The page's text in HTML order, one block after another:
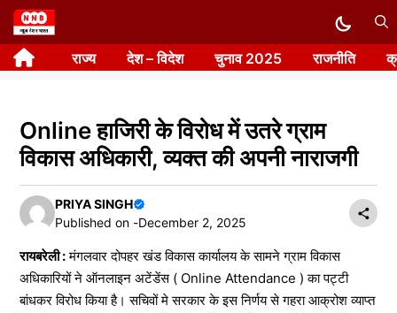
Skip
to
content राज्य देश – विदेश चुनाव 2025 राजनीति
Online हाजिरी के विरोध में उतरे ग्राम
विकास अधिकारी, व्यक्त की अपनी नाराजगी
PRIYA SINGH
Published on -December 2, 2025
रायबरेली :मंगलवार दोपहर खंड विकास कार्यालय के सामने ग्राम विकास
अधिकारियों ने ऑनलाइन अटेंडेंस ( Online Attendance ) का पट्टी
बांधकर विरोध किया है। सचिवों मे सरकार के इस निर्णय से गहरा आक्रोश व्याप्त